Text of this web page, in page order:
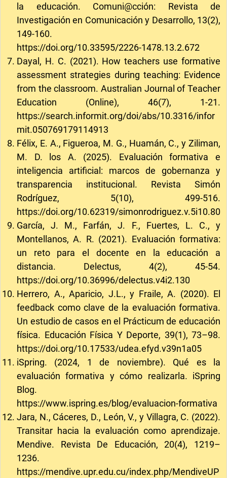
la educación. Comuni@cción: Revista de
Investigación en Comunicación y Desarrollo, 13(2),
149-160.
https://doi.org/10.33595/2226-1478.13.2.672
Dayal, H. C. (2021). How teachers use formative
assessment strategies during teaching: Evidence
from the classroom. Australian Journal of Teacher
Education (Online), 46(7), 1-21.
https://search.informit.org/doi/abs/10.3316/infor
mit.050769179114913
Félix, E. A., Figueroa, M. G., Huamán, C., y Ziliman,
M. D. los A. (2025). Evaluación formativa e
inteligencia artificial: marcos de gobernanza y
transparencia institucional. Revista Simón
Rodríguez, 5(10), 499-516.
https://doi.org/10.62319/simonrodriguez.v.5i10.80
García, J. M., Farfán, J. F., Fuertes, L. C., y
Montellanos, A. R. (2021). Evaluación formativa:
un reto para el docente en la educación a
distancia. Delectus, 4(2), 45-54.
https://doi.org/10.36996/delectus.v4i2.130
Herrero, A., Aparicio, J.L., y Fraile, A. (2020). El
feedback como clave de la evaluación formativa.
Un estudio de casos en el Prácticum de educación
física. Educación Física Y Deporte, 39(1), 73–98.
https://doi.org/10.17533/udea.efyd.v39n1a05
iSpring. (2024, 1 de noviembre). Qué es la
evaluación formativa y cómo realizarla. iSpring
Blog.
https://www.ispring.es/blog/evaluacion-formativa
Jara, N., Cáceres, D., León, V., y Villagra, C. (2022).
Transitar hacia la evaluación como aprendizaje.
Mendive. Revista De Educación, 20(4), 1219–
1236.
https://mendive.upr.edu.cu/index.php/MendiveUP